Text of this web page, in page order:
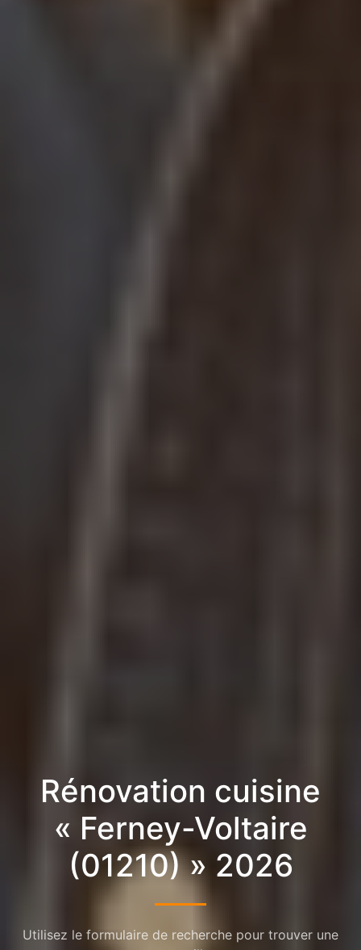
Rénovation cuisine
« Ferney-Voltaire
(01210) » 2026
Utilisez le formulaire de recherche pour trouver une